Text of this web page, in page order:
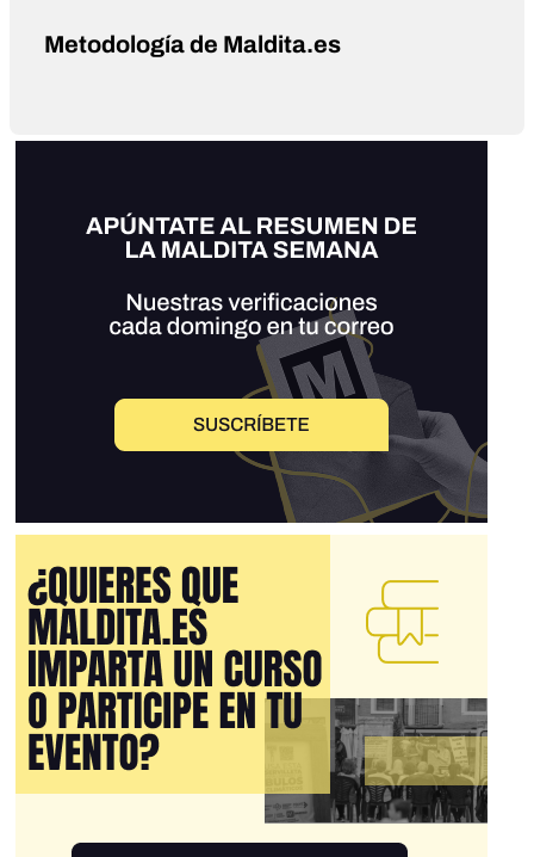
Metodología de Maldita.es